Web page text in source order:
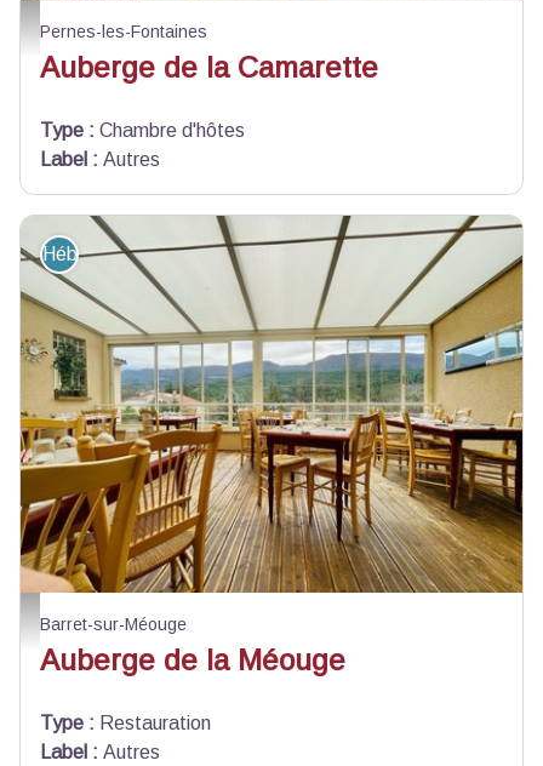
Auberge de la Camarette - Auberge de la Camarette
Pernes-les-Fontaines
Auberge de la Camarette
Type : Chambre d'hôtes
Label : Autres
Auberge de Barret sur Meouge
Hébergement - Restauration
Barret-sur-Méouge
Auberge de la Méouge
Type : Restauration
Label : Autres